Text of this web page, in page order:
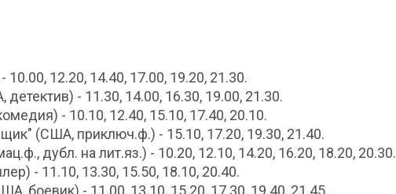
12.20, 14.40, 17.00, 19.20, 21.30.
- 11.30, 14.00, 16.30, 19.00, 21.30.
- 10.10, 12.40, 15.10, 17.40, 20.10.
(США, приключ.ф.) - 15.10, 17.20, 19.30, 21.40.
дубл. на лит.яз.) - 10.20, 12.10, 14.20, 16.20, 18.20, 20.30.
- 11.10, 13.30, 15.50, 18.10, 20.40.
боевик) - 11.00, 13.10, 15.20, 17.30, 19.40, 21.45.